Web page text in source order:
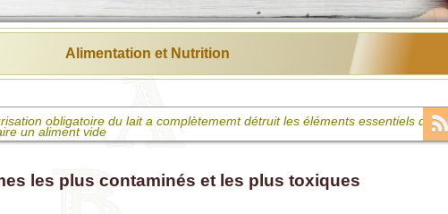
Alimentation et Nutrition
obligatoire du lait a complètememt détruit les éléments essentiels du lait
un aliment vide
pâtes serait bon pour votre ligne... et aussi votre santé
les plus contaminés et les plus toxiques